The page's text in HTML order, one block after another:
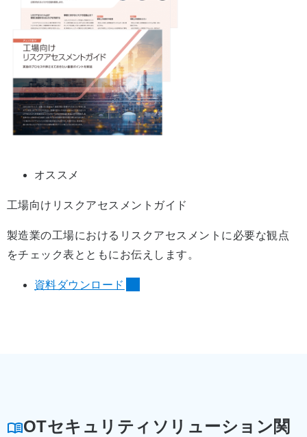
オススメ
工場向けリスクアセスメントガイド
製造業の工場におけるリスクアセスメントに必要な観点
をチェック表とともにお伝えします。
資料ダウンロード
OTセキュリティソリューション関